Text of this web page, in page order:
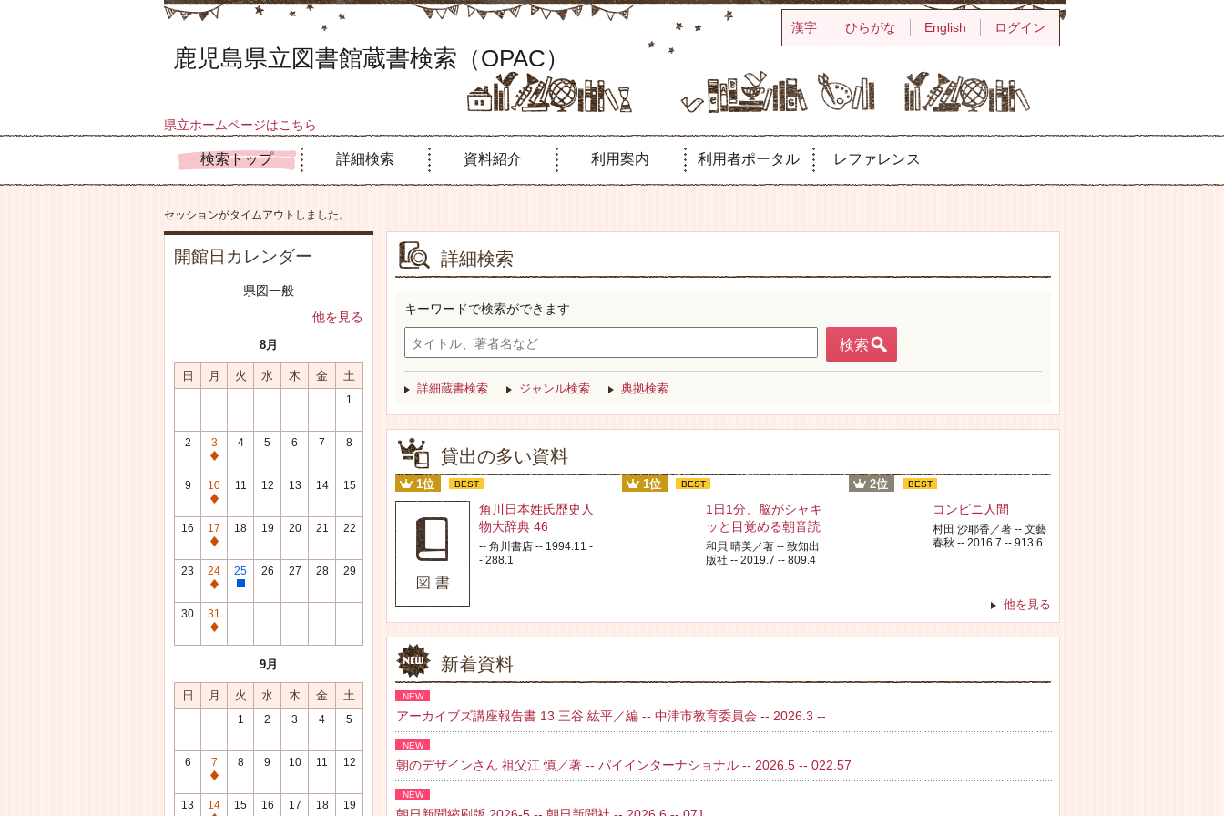
鹿児島県立図書館蔵書検索（OPAC）
県立ホームページはこちら
検索トップ 詳細検索 資料紹介 利用案内 利用者ポータル レファレンス
漢字 ひらがな English ログイン
セッションがタイムアウトしました。
開館日カレンダー
県図一般
他を見る
8月
日 月 火 水 木 金 土
1
2
3
通
常
休
館
日
4 5 6 7 8
9
10
通
常
休
館
日
11 12 13 14 15
16
17
通
常
休
館
日
18 19 20 21 22
23
24
通
常
休
館
25
整
修
26 27 28 29
30
31
通
館
日
9月
日 月 火 水 木 金 土
1 2 3 4 5
6
7
通
常
8 9 10 11 12
13 14 15 16 17 18 19
詳細検索
キーワードで検索ができます
検索
詳細蔵書検索 ジャンル検索 典拠検索
貸出の多い資料
1位 BEST
角川日本姓氏歴史人
物大辞典 46
-- 角川書店 -- 1994.11 -
- 288.1
1位 BEST
1日1分、脳がシャキ
ッと目覚める朝音読
和貝 晴美／著 -- 致知出
版社 -- 2019.7 -- 809.4
2位 BEST
コンビニ人間
村田 沙耶香／著 -- 文藝
春秋 -- 2016.7 -- 913.6
他を見る
新着資料
NEW
アーカイブズ講座報告書 13 三谷 紘平／編 -- 中津市教育委員会 -- 2026.3 --
NEW
朝のデザインさん 祖父江 慎／著 -- パイインターナショナル -- 2026.5 -- 022.57
NEW